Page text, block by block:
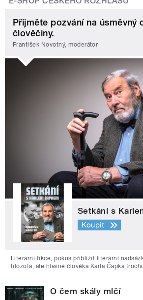
Přijměte pozvání na úsměvný
člověčiny.
František Novotný, moderátor
Setkání s
Koupit
Literární fikce, pokus přiblížit literární
filozofa, ale hlavně člověka Karla Čapka
O čem skály mlčí